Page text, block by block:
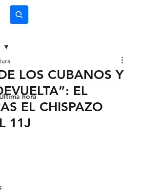
hora
LOS CUBANOS Y
EL
EL CHISPAZO
11J